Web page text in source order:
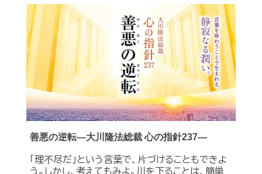
善悪の逆転―大川隆法総裁 心の指針237―
「理不尽だ」という言葉で、片づけることもできよ
う。しかし、考えてもみよ。川を下ることは、簡単